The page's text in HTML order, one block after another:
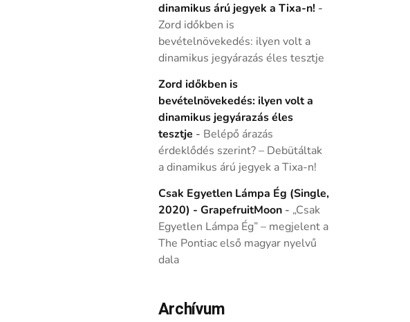
dinamikus árú jegyek a Tixa-n! -
Zord időkben is
bevételnövekedés: ilyen volt a
dinamikus jegyárazás éles tesztje
Zord időkben is
bevételnövekedés: ilyen volt a
dinamikus jegyárazás éles
tesztje - Belépő árazás
érdeklődés szerint? – Debütáltak
a dinamikus árú jegyek a Tixa-n!
Csak Egyetlen Lámpa Ég (Single,
2020) - GrapefruitMoon- „Csak
Egyetlen Lámpa Ég” – megjelent a
The Pontiac első magyar nyelvű
dala
Archívum